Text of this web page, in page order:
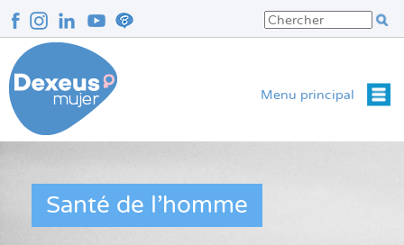
au
contenu
principal
Menu principal
Santé de l’homme